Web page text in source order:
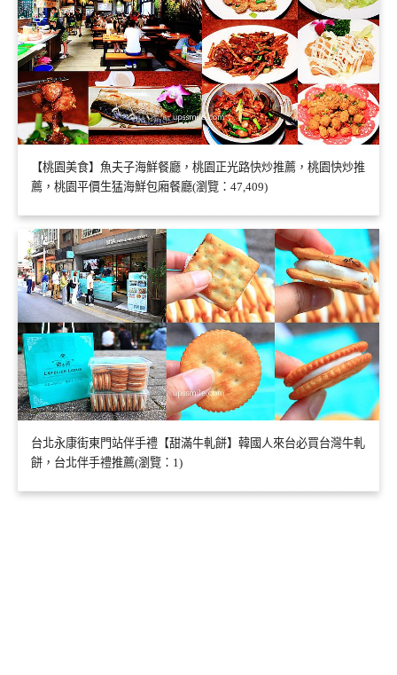
【桃園美食】魚夫子海鮮餐廳，桃園正光路快炒推薦，桃園快炒推
薦，桃園平價生猛海鮮包廂餐廳(瀏覽：47,409)
台北永康街東門站伴手禮【甜滿牛軋餅】韓國人來台必買台灣牛軋
餅，台北伴手禮推薦(瀏覽：1)